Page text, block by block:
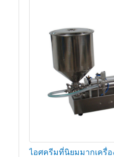
ไอศครีมที่นิยมมากเครื่อ